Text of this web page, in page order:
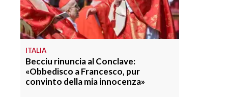
PUBBLICITÀ
SPIAGGE
STORE
ITALIA
Becciu rinuncia al Conclave:
«Obbedisco a Francesco, pur
convinto della mia innocenza»